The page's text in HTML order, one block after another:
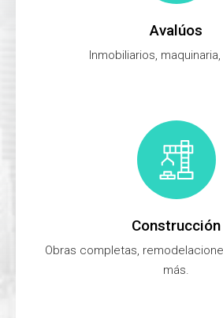
Avalúos
Inmobiliarios,
Construcción
Obras completas,
más.